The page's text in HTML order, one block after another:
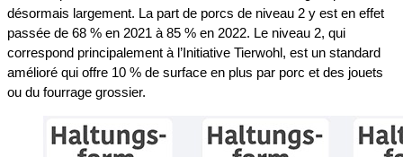
désormais largement. La part de porcs de niveau 2 y est en effet
passée de 68 % en 2021 à 85 % en 2022. Le niveau 2, qui
correspond principalement à l’Initiative Tierwohl, est un standard
amélioré qui offre 10 % de surface en plus par porc et des jouets
ou du fourrage grossier.